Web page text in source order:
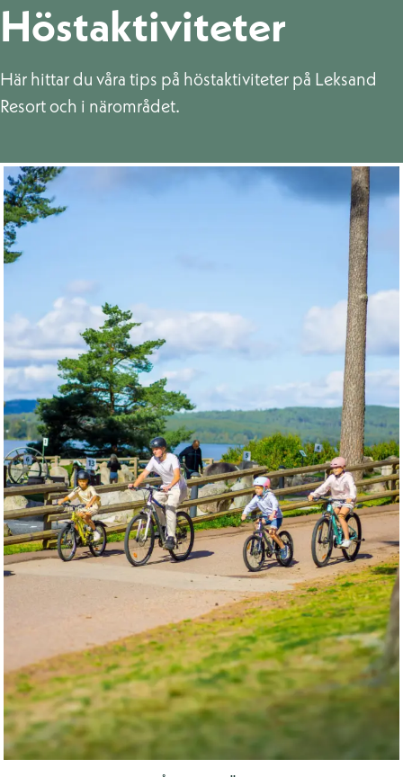
Höstaktiviteter
Här hittar du våra tips på höstaktiviteter på Leksand
Resort och i närområdet.